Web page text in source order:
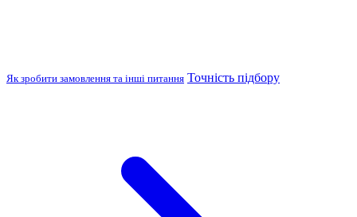
Як зробити замовлення та інші питання Точність підбору